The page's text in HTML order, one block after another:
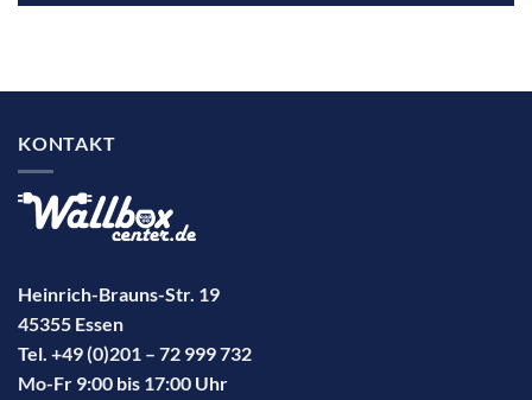
KONTAKT
Heinrich-Brauns-Str. 19
45355 Essen
Tel. +49 (0)201 – 72 999 732
Mo-Fr 9:00 bis 17:00 Uhr